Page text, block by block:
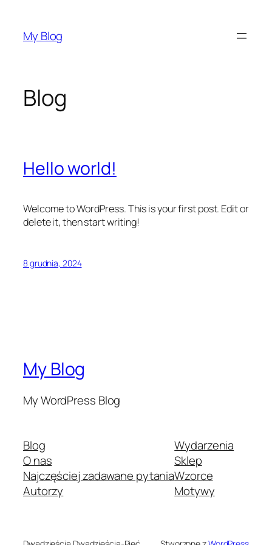
treściMy Blog
Blog
Hello world!
Welcome to WordPress. This is your first post. Edit or
delete it, then start writing!
8 grudnia, 2024
My Blog
My WordPress Blog
Blog
O nas
Najczęściej zadawane pytania
Autorzy
Wydarzenia
Sklep
Wzorce
Motywy